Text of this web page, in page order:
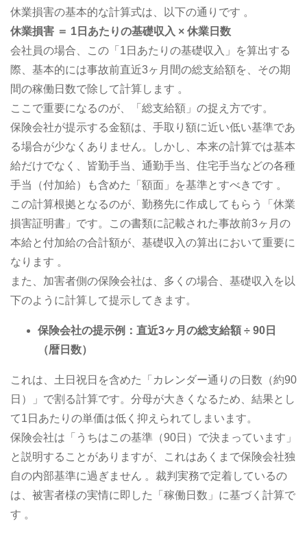
休業損害の基本的な計算式は、以下の通りです 。
休業損害 ＝ 1日あたりの基礎収入 × 休業日数
会社員の場合、この「1日あたりの基礎収入」を算出する
際、基本的には事故前直近3ヶ月間の総支給額を、その期
間の稼働日数で除して計算します 。
ここで重要になるのが、「総支給額」の捉え方です。
保険会社が提示する金額は、手取り額に近い低い基準であ
る場合が少なくありません。しかし、本来の計算では基本
給だけでなく、皆勤手当、通勤手当、住宅手当などの各種
手当（付加給）も含めた「額面」を基準とすべきです 。
この計算根拠となるのが、勤務先に作成してもらう「休業
損害証明書」です。この書類に記載された事故前3ヶ月の
本給と付加給の合計額が、基礎収入の算出において重要に
なります 。
また、加害者側の保険会社は、多くの場合、基礎収入を以
下のように計算して提示してきます。
保険会社の提示例：直近3ヶ月の総支給額 ÷ 90日
（暦日数）
これは、土日祝日を含めた「カレンダー通りの日数（約90
日）」で割る計算です。分母が大きくなるため、結果とし
て1日あたりの単価は低く抑えられてしまいます。
保険会社は「うちはこの基準（90日）で決まっています」
と説明することがありますが、これはあくまで保険会社独
自の内部基準に過ぎません 。裁判実務で定着しているの
は、被害者様の実情に即した「稼働日数」に基づく計算で
す 。